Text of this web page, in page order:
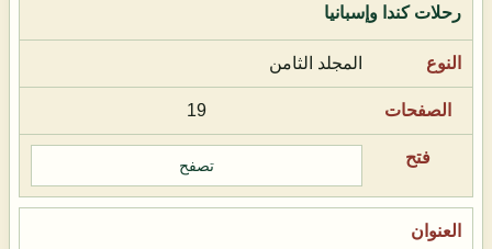
رحلات كندا وإسبانيا
المجلد الثامن
19
تصفح